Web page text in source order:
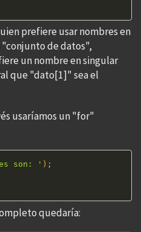
prefiere usar nombres en
de datos",
un nombre en singular
que "dato[1]" sea el
usaríamos un "for"
son: ' ) ;
quedaría: